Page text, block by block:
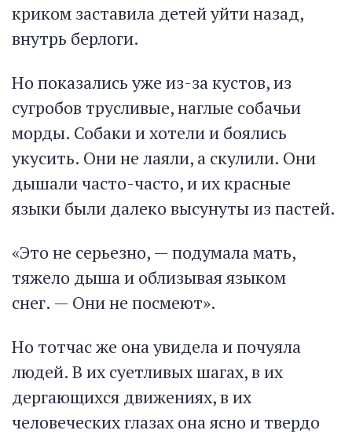
криком заставила детей уйти назад,
внутрь берлоги.
Но показались уже из-за кустов, из
сугробов трусливые, наглые собачьи
морды. Собаки и хотели и боялись
укусить. Они не лаяли, а скулили. Они
дышали часто-часто, и их красные
языки были далеко высунуты из пастей.
«Это не серьезно, — подумала мать,
тяжело дыша и облизывая языком
снег. — Они не посмеют».
Но тотчас же она увидела и почуяла
людей. В их суетливых шагах, в их
дергающихся движениях, в их
человеческих глазах она ясно и твердо